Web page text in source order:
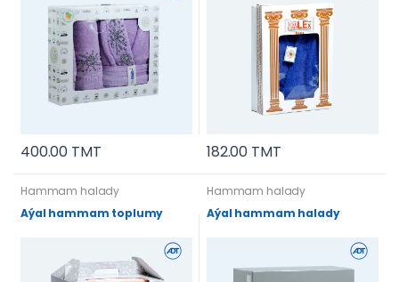
400.00 TMT 182.00 TMT
Hammam halady
Aýal hammam toplumy
Hammam halady
Aýal hammam halady